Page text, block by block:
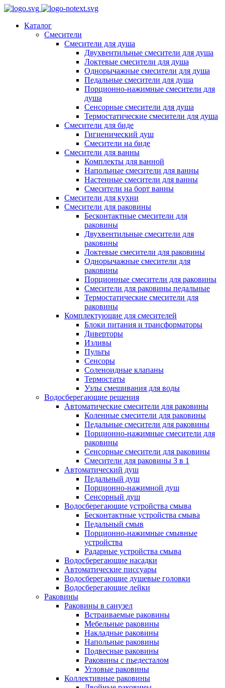
Каталог
Смесители
Смесители для душа
Двухвентильные смесители для душа
Локтевые смесители для душа
Однорычажные смесители для душа
Педальные смесители для душа
Порционно-нажимные смесители для
душа
Сенсорные смесители для душа
Термостатические смесители для душа
Смесители для биде
Гигиенический душ
Смесители на биде
Смесители для ванны
Комплекты для ванной
Напольные смесители для ванны
Настенные смесители для ванны
Смесители на борт ванны
Смесители для кухни
Смесители для раковины
Бесконтактные смесители для
раковины
Двухвентильные смесители для
раковины
Локтевые смесители для раковины
Однорычажные смесители для
раковины
Порционные смесители для раковины
Смесители для раковины педальные
Термостатические смесители для
раковины
Комплектующие для смесителей
Блоки питания и трансформаторы
Диверторы
Изливы
Пульты
Сенсоры
Соленоидные клапаны
Термостаты
Узлы смешивания для воды
Водосберегающие решения
Автоматические смесители для раковины
Коленные смесители для раковины
Педальные смесители для раковины
Порционно-нажимные смесители для
раковины
Сенсорные смесители для раковины
Смесители для раковины 3 в 1
Автоматический душ
Педальный душ
Порционно-нажимной душ
Сенсорный душ
Водосберегающие устройства смыва
Бесконтактные устройства смыва
Педальный смыв
Порционно-нажимные смывные
устройства
Радарные устройства смыва
Водосберегающие насадки
Автоматические писсуары
Водосберегающие душевые головки
Водосберегающие лейки
Раковины
Раковины в санузел
Встраиваемые раковины
Мебельные раковины
Накладные раковины
Напольные раковины
Подвесные раковины
Раковины с пьедесталом
Угловые раковины
Коллективные раковины